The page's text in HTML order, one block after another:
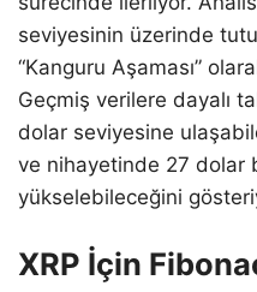
seviyesinin üzerinde
“Kanguru Aşaması”
Geçmiş verilere dayalı
dolar seviyesine
ve nihayetinde 27 dolar
yükselebileceğini
XRP İçin